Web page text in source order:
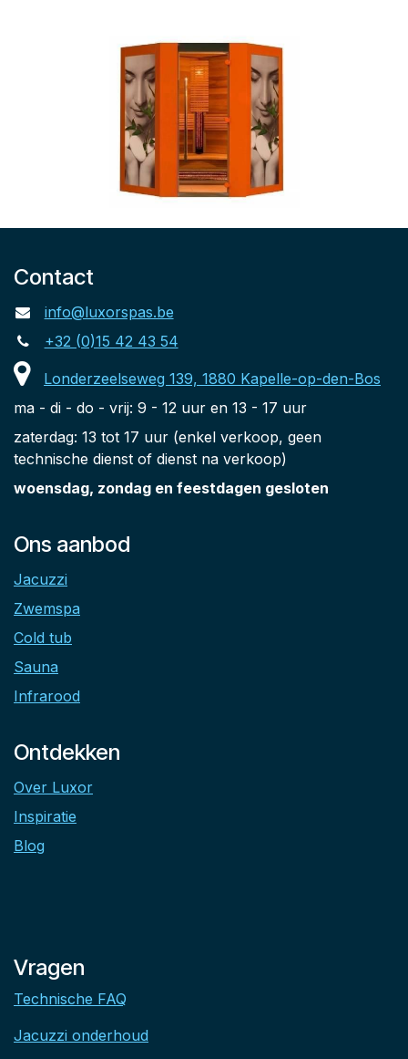
Contact
info@luxorspas.be
+32 (0)15 42 43 54
Londerzeelseweg 139, 1880 Kapelle-op-den-Bos
ma - di - do - vrij: 9 - 12 uur en 13 - 17 uur
zaterdag: 13 tot 17 uur (enkel verkoop, geen
technische dienst of dienst na verkoop)
woensdag, zondag en feestdagen gesloten
Ons aanbod
Jacuzzi
Zwemspa
Cold tub
Sauna
Infrarood
Ontdekken
Over Luxor
Inspiratie
Blog
Vragen
Technische FAQ
Jacuzzi onderhoud